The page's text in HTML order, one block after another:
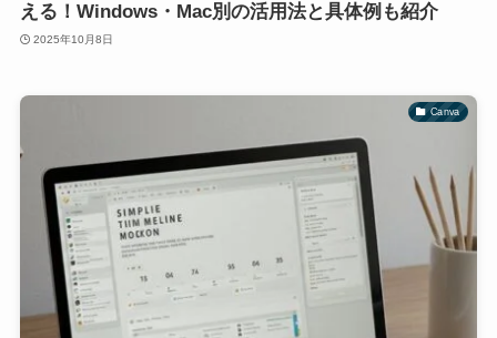
える！Windows・Mac別の活用法と具体例も紹介
2025年10月8日
Canva